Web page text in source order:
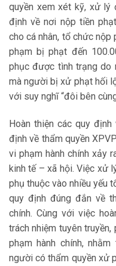
quyền xem xét kỹ, xử lý
định về nơi nộp tiền
cho cá nhân, tổ chức nộp
phạm bị phạt đến
phục được tình trạng do
mà người bị xử phạt hối
với suy nghĩ “đôi bên
Hoàn thiện các quy
định về thẩm quyền
vi phạm hành chính xảy
kinh tế – xã hội. Việc xử
phụ thuộc vào nhiều yếu
quy định đúng đắn về
chính. Cùng với việc
trách nhiệm tuyên
phạm hành chính,
người có thẩm quyền xử